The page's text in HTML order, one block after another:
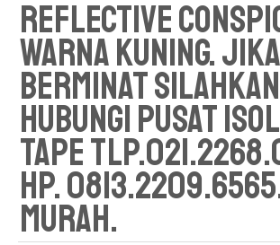
Reflective
Warna Kuning.
Berminat Silahkan
Hubungi Pusat
Tape
Hp.
Murah.